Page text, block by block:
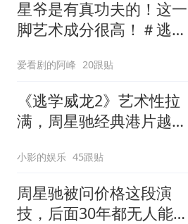
星爷是有真功夫的！这一
脚艺术成分很高！＃逃学
爱看剧的阿峰 20跟贴
《逃学威龙2》艺术性拉
满，周星驰经典港片越品
小影的娱乐 45跟贴
周星驰被问价格这段演
技，后面30年都无人能